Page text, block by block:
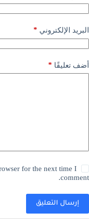
البريد الإلكتروني *
أضف تعليقًا *
for the next time I
comment.
إرسال التعليق